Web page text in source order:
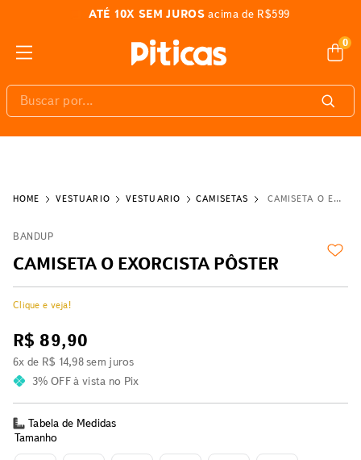
ATÉ 10X SEM JUROS acima de R$599
0
Buscar por...
VESTUÁRIO VESTUÁRIO CAMISETAS CAMISETA O EXORCISTA PÔSTER
BANDUP
CAMISETA O EXORCISTA PÔSTER
Clique e veja!
R$ 89,90
6x de R$ 14,98sem juros
3% OFFà vista no Pix
Tabela de Medidas
Tamanho